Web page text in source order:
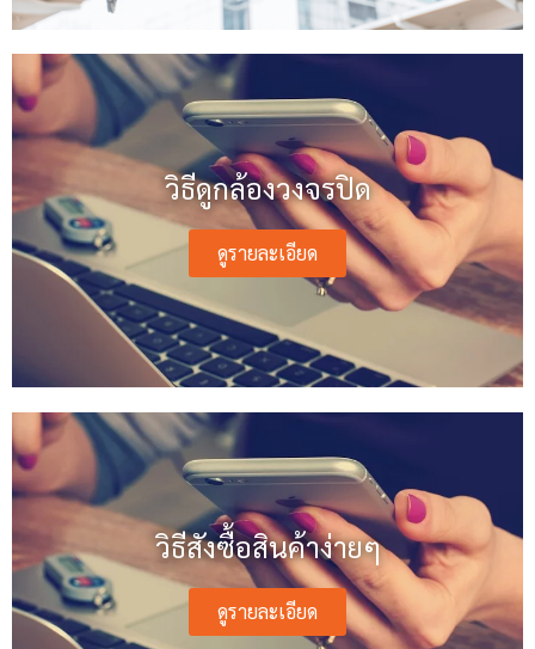
วิธีดูกล้องวงจรปิด
ดูรายละเอียด
วิธีสังซื้อสินค้าง่ายๆ
ดูรายละเอียด